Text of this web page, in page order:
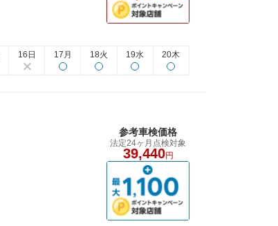
16日 17月 18火 19水 20木
参考車検価格
法定24ヶ月点検対象
39,440円